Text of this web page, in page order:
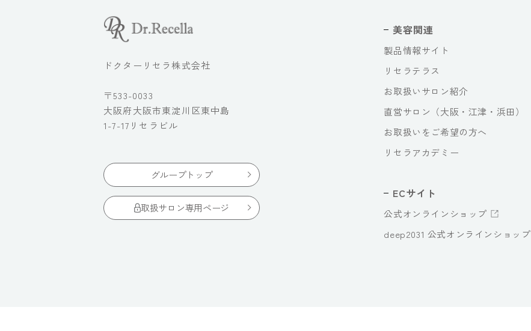
ドクターリセラ株式会社
〒533-0033
大阪府大阪市東淀川区東中島
1-7-17リセラビル
グループトップ
取扱サロン専用ページ
美容関連
製品情報サイト
リセラテラス
お取扱いサロン紹介
直営サロン（大阪・江津・浜田）
お取扱いをご希望の方へ
リセラアカデミー
ECサイト
公式オンラインショップ
deep2031 公式オンラインショップ